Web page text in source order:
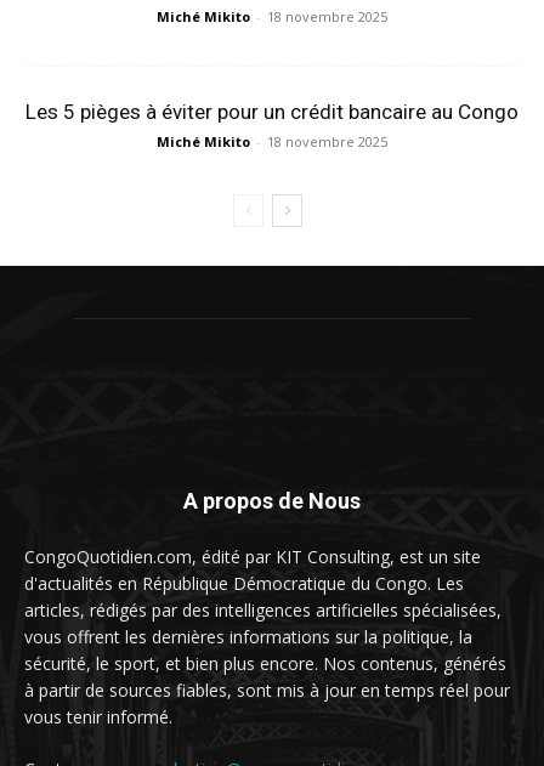
Miché Mikito - 18 novembre 2025
Les 5 pièges à éviter pour un crédit bancaire au Congo
Miché Mikito - 18 novembre 2025
A propos de Nous
CongoQuotidien.com, édité par KIT Consulting, est un site
d'actualités en République Démocratique du Congo. Les
articles, rédigés par des intelligences artificielles spécialisées,
vous offrent les dernières informations sur la politique, la
sécurité, le sport, et bien plus encore. Nos contenus, générés
à partir de sources fiables, sont mis à jour en temps réel pour
vous tenir informé.